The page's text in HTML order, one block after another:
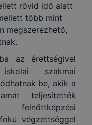
rövid idő alatt
több mint
megszerezhető,
az érettségivel
szakmai
be, akik a
teljesítették
végzettséggel